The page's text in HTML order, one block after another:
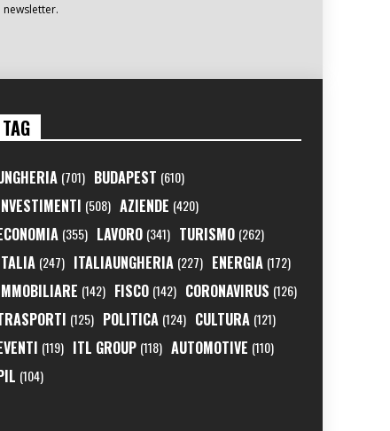
TAG
(701) BUDAPEST (610)
(508) AZIENDE (420)
(355) LAVORO (341) TURISMO (262)
(247) ITALIAUNGHERIA (227) ENERGIA (172)
(142) FISCO (142) CORONAVIRUS (126)
(125) POLITICA (124) CULTURA (121)
(119) ITL GROUP (118) AUTOMOTIVE (110)
(104)